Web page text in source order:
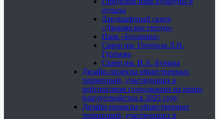
отдыха
Ландшафтный сквер
«Дворянское гнездо»
Парк «Ботаника»
Сквер им. Генерала Л.Н.
Гуртьева
Сквер им. И.А. Бунина
Дизайн-проекты общественных
территорий, участвующих в
рейтинговом голосовании на право
благоустройства в 2025 году
Дизайн-проекты общественных
территорий, участвующих в